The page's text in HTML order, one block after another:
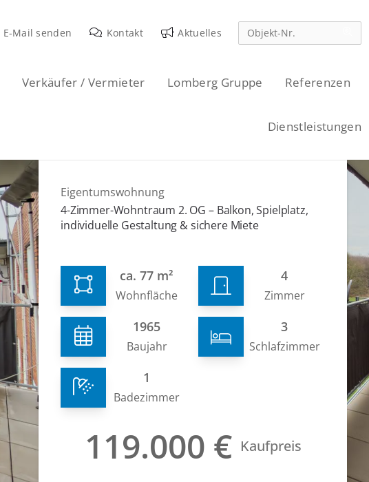
E-Mail senden Kontakt Aktuelles
Verkäufer / Vermieter Lomberg Gruppe Referenzen
Dienstleistungen
Eigentumswohnung
4-Zimmer-Wohntraum 2. OG – Balkon, Spielplatz,
individuelle Gestaltung & sichere Miete
ca. 77 m²
Wohnfläche
4
Zimmer
1965
Baujahr
3
Schlafzimmer
1
Badezimmer
119.000 € Kaufpreis